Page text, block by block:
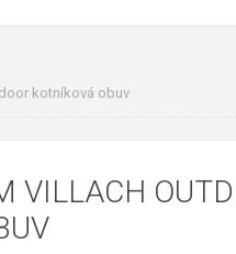
kotníková obuv
VILLACH